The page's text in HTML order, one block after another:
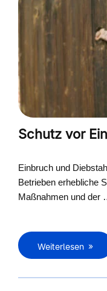
Schutz vor
Einbruch und
Betrieben erhebliche
Maßnahmen und der
Weiterlesen